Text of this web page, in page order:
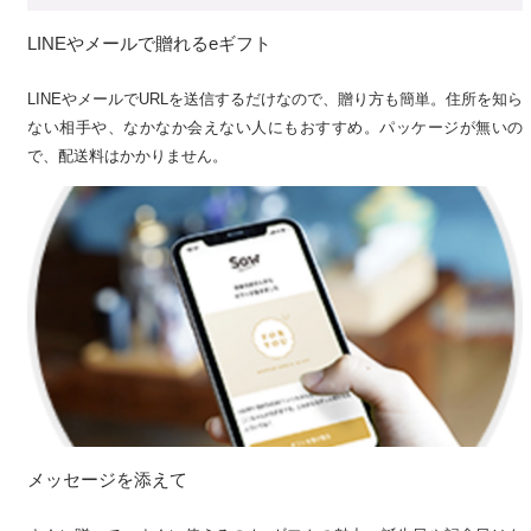
LINEやメールで贈れるeギフト
LINEやメールでURLを送信するだけなので、贈り方も簡単。住所を知ら
ない相手や、なかなか会えない人にもおすすめ。パッケージが無いの
で、配送料はかかりません。
メッセージを添えて